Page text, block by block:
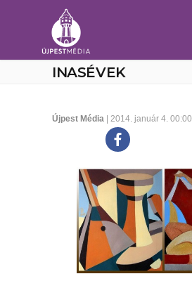
INASÉVEK
Újpest Média | 2014. január 4. 00:00